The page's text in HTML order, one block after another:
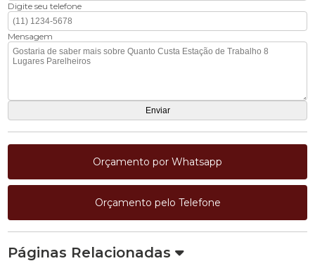
Digite seu telefone
Mensagem
Orçamento por Whatsapp
Orçamento pelo Telefone
Páginas Relacionadas